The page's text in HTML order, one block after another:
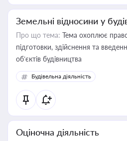
Земельні відносини у
Про що тема: Тема охоплює
підготовки, здійснення та
об’єктів будівництва
Будівельна діяльність
Оціночна діяльність